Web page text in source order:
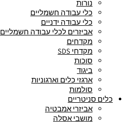
נורות
כלי עבודה חשמליים
כלי עבודה ידניים
אביזרים לכלי עבודה חשמליים
מקדחים
מקדחי SDS
סוכות
ביגוד
ארגזי כלים וארגוניות
סולמות
כלים סניטריים
אביזרי אמבטיה
מושבי אסלה